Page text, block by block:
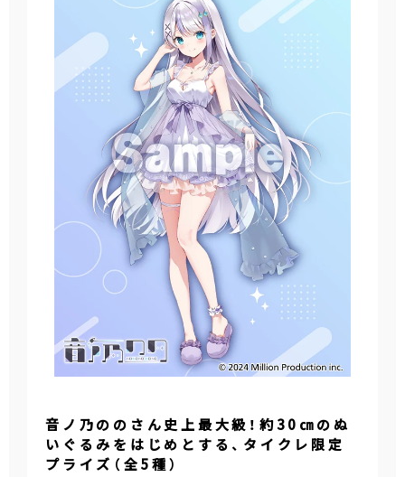
音ノ乃ののさん史上最大級！約30㎝のぬ
いぐるみをはじめとする、タイクレ限定
プライズ（全5種）